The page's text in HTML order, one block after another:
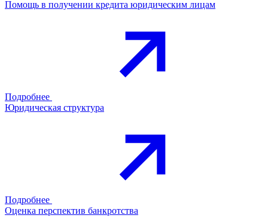
Помощь в получении кредита юридическим лицам
Подробнее
Юридическая структура
Подробнее
Оценка перспектив банкротства